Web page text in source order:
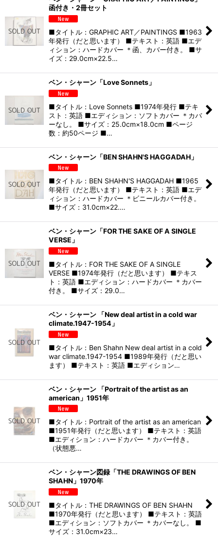
函付き・2冊セット
■タイトル：GRAPHIC ART／PAINTINGS ■1963
年発行（だと思います） ■テキスト：英語 ■エデ
ィション：ハードカバー ＊函、カバー付き。 ■サ
イズ：29.0cm×22.5…
ベン・シャーン「Love Sonnets」
■タイトル：Love Sonnets ■1974年発行 ■テキ
スト：英語 ■エディション：ソフトカバー ＊カバ
ーなし。 ■サイズ：25.0cm×18.0cm ■ページ
数：約50ページ ■…
ベン・シャーン「BEN SHAHN'S HAGGADAH」
■タイトル：BEN SHAHN'S HAGGADAH ■1965
年発行（だと思います） ■テキスト：英語 ■エデ
ィション：ハードカバー ＊ビニールカバー付き。
■サイズ：31.0cm×22.…
ベン・シャーン「FOR THE SAKE OF A SINGLE
VERSE」
■タイトル：FOR THE SAKE OF A SINGLE
VERSE ■1974年発行（だと思います） ■テキス
ト：英語 ■エディション：ハードカバー ＊カバー
付き。 ■サイズ：29.0…
ベン・シャーン 「New deal artist in a cold war
climate.1947-1954」
■タイトル：Ben Shahn New deal artist in a cold
war climate.1947-1954 ■1989年発行（だと思い
ます） ■テキスト：英語 ■エディション…
ベン・シャーン 「Portrait of the artist as an
american」1951年
■タイトル：Portrait of the artist as an american
■1951年発行（だと思います） ■テキスト：英語
■エディション：ハードカバー ＊カバー付き。
（状態悪…
ベン・シャーン図録「THE DRAWINGS OF BEN
SHAHN」1970年
■タイトル：THE DRAWINGS OF BEN SHAHN
■1970年発行（だと思います） ■テキスト：英語
■エディション：ソフトカバー ＊カバーなし。 ■
サイズ：31.0cm×23…